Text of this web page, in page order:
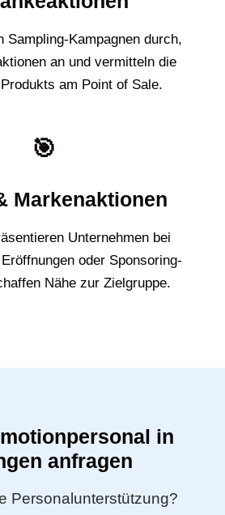
Sampling-Kampagnen durch,
an und vermitteln die
am Point of Sale.
🎯
Markenaktionen
Unternehmen bei
oder Sponsoring-
Nähe zur Zielgruppe.
in
anfragen
Personalunterstützung?